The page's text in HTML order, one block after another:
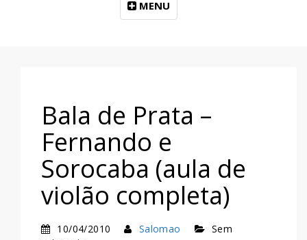
MENU
Bala de Prata –
Fernando e
Sorocaba (aula de
violão completa)
10/04/2010 Salomao
Sem